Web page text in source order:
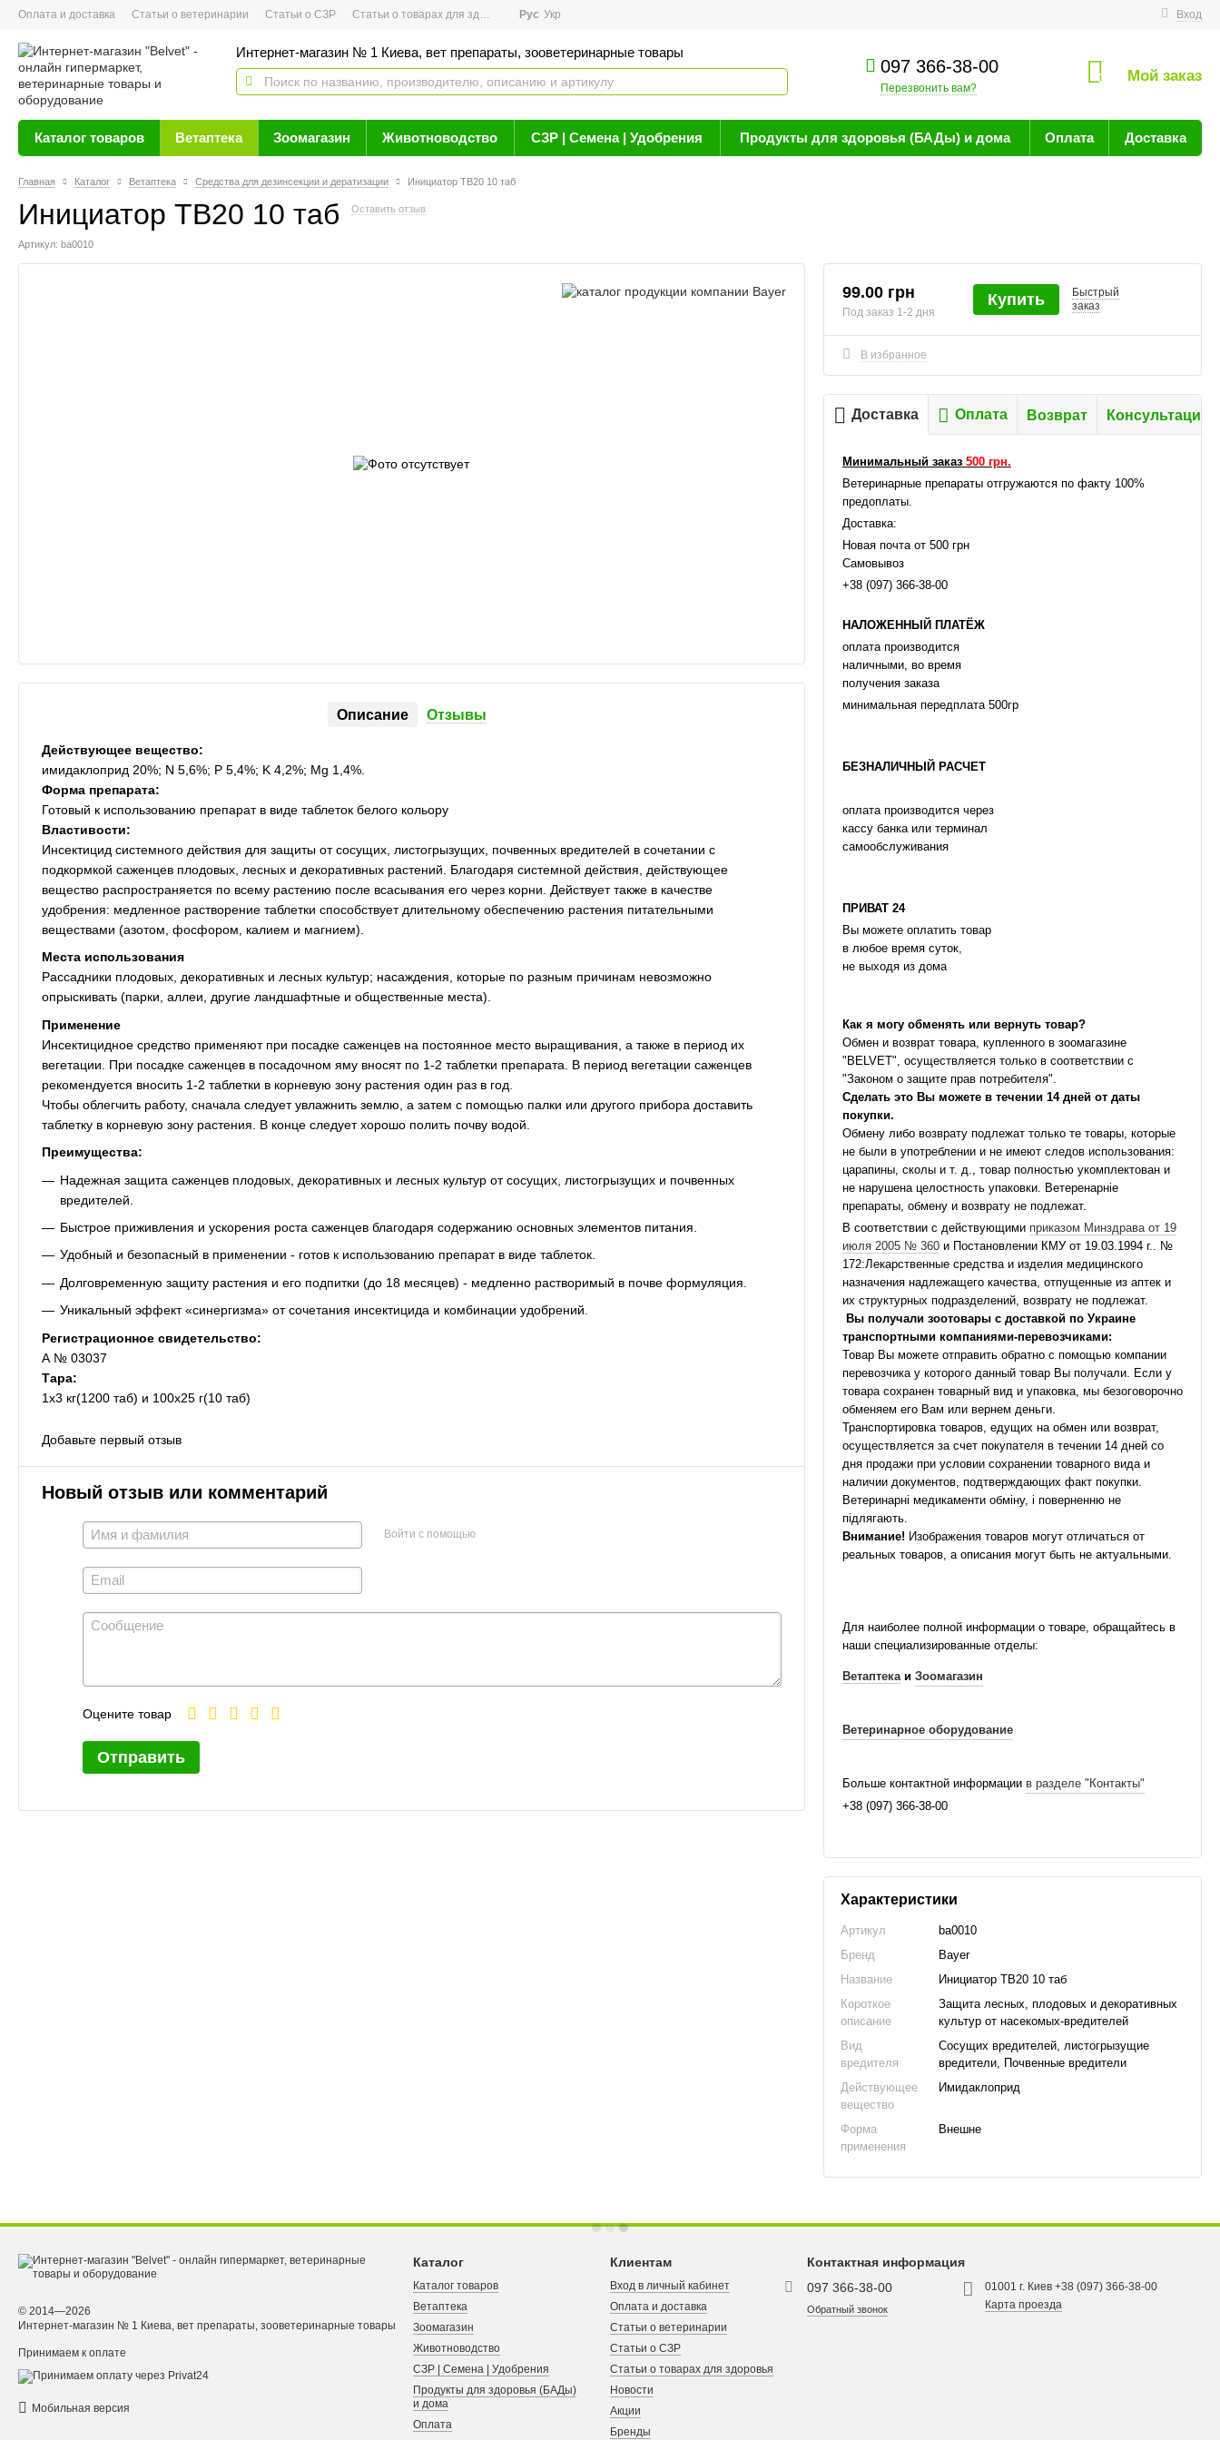
Оплата и доставка Статьи о ветеринарии Статьи о СЗР Статьи о товарах для здоровья Новости Вход
Рус Укр
Интернет-магазин № 1 Киева, вет препараты, зооветеринарные товары
097 366-38-00
Перезвонить вам?
0 Мой заказ
Каталог товаров Ветаптека Зоомагазин Животноводство СЗР | Семена | Удобрения Продукты для здоровья (БАДы) и дома Оплата Доставка
Главная Каталог Ветаптека Средства для дезинсекции и дератизации Инициатор ТВ20 10 таб
Инициатор ТВ20 10 таб Оставить отзыв
Артикул: ba0010
Описание Отзывы
Действующее вещество:
имидаклоприд 20%; N 5,6%; P 5,4%; K 4,2%; Mg 1,4%.
Форма препарата:
Готовый к использованию препарат в виде таблеток белого кольору
Властивости:
Инсектицид системного действия для защиты от сосущих, листогрызущих, почвенных вредителей в сочетании с
подкормкой саженцев плодовых, лесных и декоративных растений. Благодаря системной действия, действующее
вещество распространяется по всему растению после всасывания его через корни. Действует также в качестве
удобрения: медленное растворение таблетки способствует длительному обеспечению растения питательными
веществами (азотом, фосфором, калием и магнием).
Места использования
Рассадники плодовых, декоративных и лесных культур; насаждения, которые по разным причинам невозможно
опрыскивать (парки, аллеи, другие ландшафтные и общественные места).
Применение
Инсектицидное средство применяют при посадке саженцев на постоянное место выращивания, а также в период их
вегетации. При посадке саженцев в посадочном яму вносят по 1-2 таблетки препарата. В период вегетации саженцев
рекомендуется вносить 1-2 таблетки в корневую зону растения один раз в год.
Чтобы облегчить работу, сначала следует увлажнить землю, а затем с помощью палки или другого прибора доставить
таблетку в корневую зону растения. В конце следует хорошо полить почву водой.
Преимущества:
Надежная защита саженцев плодовых, декоративных и лесных культур от сосущих, листогрызущих и почвенных
вредителей.
Быстрое приживления и ускорения роста саженцев благодаря содержанию основных элементов питания.
Удобный и безопасный в применении - готов к использованию препарат в виде таблеток.
Долговременную защиту растения и его подпитки (до 18 месяцев) - медленно растворимый в почве формуляция.
Уникальный эффект «синергизма» от сочетания инсектицида и комбинации удобрений.
Регистрационное свидетельство:
А № 03037
Тара:
1х3 кг(1200 таб) и 100х25 г(10 таб)
Добавьте первый отзыв
Новый отзыв или комментарий
Войти с помощью
Оцените товар
Отправить
99.00 грн
Под заказ 1-2 дня
Купить
Быстрый
заказ
В избранное
Доставка Оплата Возврат Консультация
Минимальный заказ 500 грн.
Ветеринарные препараты отгружаются по факту 100%
предоплаты.
Доставка:
Новая почта от 500 грн
Самовывоз
+38 (097) 366-38-00
НАЛОЖЕННЫЙ ПЛАТЁЖ
оплата производится
наличными, во время
получения заказа
минимальная передплата 500гр
БЕЗНАЛИЧНЫЙ РАСЧЕТ
оплата производится через
кассу банка или терминал
самообслуживания
ПРИВАТ 24
Вы можете оплатить товар
в любое время суток,
не выходя из дома
Как я могу обменять или вернуть товар?
Обмен и возврат товара, купленного в зоомагазине
"BELVET", осуществляется только в соответствии с
"Законом о защите прав потребителя".
Сделать это Вы можете в течении 14 дней от даты
покупки.
Обмену либо возврату подлежат только те товары, которые
не были в употреблении и не имеют следов использования:
царапины, сколы и т. д., товар полностью укомплектован и
не нарушена целостность упаковки. Ветеренарніе
препараты, обмену и возврату не подлежат.
В соответствии с действующими приказом Минздрава от 19
июля 2005 № 360и Постановлении КМУ от 19.03.1994 г.. №
172:Лекарственные средства и изделия медицинского
назначения надлежащего качества, отпущенные из аптек и
их структурных подразделений, возврату не подлежат.
Вы получали зоотовары с доставкой по Украине
транспортными компаниями-перевозчиками:
Товар Вы можете отправить обратно с помощью компании
перевозчика у которого данный товар Вы получали. Если у
товара сохранен товарный вид и упаковка, мы безоговорочно
обменяем его Вам или вернем деньги.
Транспортировка товаров, едущих на обмен или возврат,
осуществляется за счет покупателя в течении 14 дней со
дня продажи при условии сохранении товарного вида и
наличии документов, подтверждающих факт покупки.
Ветеринарні медикаменти обміну, і поверненню не
підлягають.
Внимание! Изображения товаров могут отличаться от
реальных товаров, а описания могут быть не актуальными.
Для наиболее полной информации о товаре, обращайтесь в
наши специализированные отделы:
Ветаптекаи Зоомагазин
Ветеринарное оборудование
Больше контактной информации в разделе "Контакты"
+38 (097) 366-38-00
Характеристики
Артикул
ba0010
Бренд
Bayer
Название
Инициатор ТВ20 10 таб
Короткое
описание
Защита лесных, плодовых и декоративных
культур от насекомых-вредителей
Вид
вредителя
Сосущих вредителей, листогрызущие
вредители, Почвенные вредители
Действующее
вещество
Имидаклоприд
Форма
применения
Внешне
© 2014—2026
Интернет-магазин № 1 Киева, вет препараты, зооветеринарные товары
Принимаем к оплате
Мобильная версия
Каталог
Каталог товаров
Ветаптека
Зоомагазин
Животноводство
СЗР | Семена | Удобрения
Продукты для здоровья (БАДы)
и дома
Оплата
Клиентам
Вход в личный кабинет
Оплата и доставка
Статьи о ветеринарии
Статьи о СЗР
Статьи о товарах для здоровья
Новости
Акции
Бренды
Контактная информация
097 366-38-00
Обратный звонок
01001 г. Киев +38 (097) 366-38-00
Карта проезда